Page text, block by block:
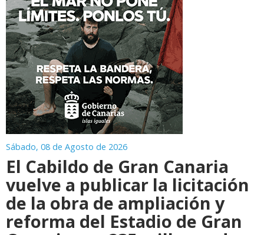
Sábado, 08 de Agosto de 2026
El Cabildo de Gran Canaria
vuelve a publicar la licitación
de la obra de ampliación y
reforma del Estadio de Gran